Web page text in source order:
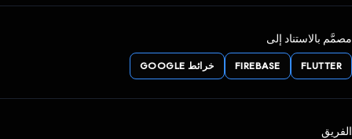
مصمَّم بالاستناد إلى
FLUTTER
FIREBASE خرائط GOOGLE
الفريق